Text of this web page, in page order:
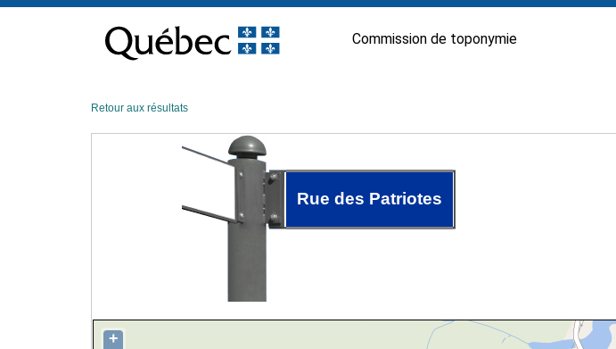
contenu
Commission de toponymie
Retour aux résultats
Rue des Patriotes
+